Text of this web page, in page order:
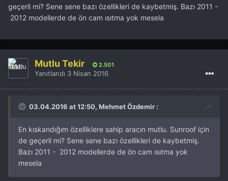
geçerli mi? Sene sene bazı özellikleri de kaybetmiş. Bazı 2011 -
2012 modellerde de ön cam ısıtma yok mesela
Mutlu Tekir 2.501
Yanıtlandı 3 Nisan 2016
03.04.2016 at 12:50, Mehmet Özdemir :
En kıskandığım özelliklere sahip aracın mutlu. Sunroof için
de geçerli mi? Sene sene bazı özellikleri de kaybetmiş.
Bazı 2011 - 2012 modellerde de ön cam ısıtma yok
mesela